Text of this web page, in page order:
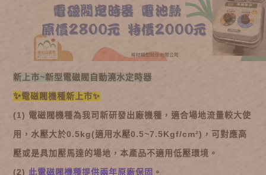
新上市~新型電磁閥自動澆水定時器
✨電磁閥機種新上市✨
(1) 電磁閥機種為我司新研發出廠機種，適合場地流量較大使
用，水壓大於0.5kg(適用水壓0.5~7.5Kgf/cm²)，可對應高
壓或是具加壓馬達的場地，本產品不適用低壓環境。
(2) 此電磁閥機種提供兩年原廠保固 。